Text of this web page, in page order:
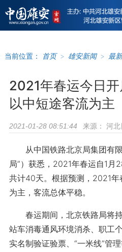
当前位置： 首页 > 雄安新闻 > 最
2021年春运今日
以中短途客流为主
2021-01-28 08:51:44 来源： 河北
从中国铁路北京局集团有
局”）获悉，2021年春运自1月
共计40天。根据预测，2021
为主，客流总体平稳。
春运期间，北京铁路局将持
站车消毒通风环境消杀、职工
实名制验证验票、“一米线”管